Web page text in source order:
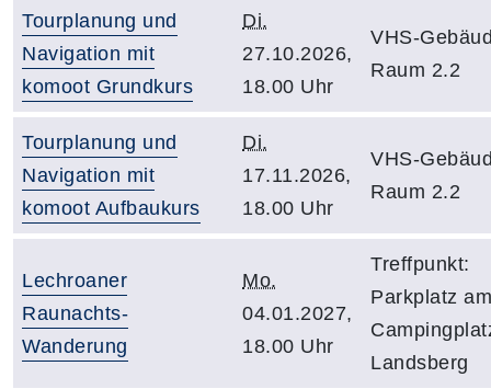
Tourplanung und
Navigation mit
komoot Grundkurs
Di.
27.10.2026,
18.00 Uhr
VHS-
Raum 2.2
Tourplanung und
Navigation mit
komoot Aufbaukurs
Di.
17.11.2026,
18.00 Uhr
VHS-
Raum 2.2
Lechroaner
Raunachts-
Wanderung
Mo.
04.01.2027,
18.00 Uhr
Treffpunkt:
Parkplatz am
Landsberg